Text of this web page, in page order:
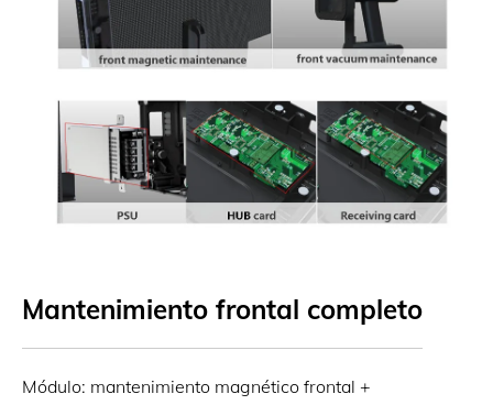
Mantenimiento frontal completo
Módulo: mantenimiento magnético frontal +